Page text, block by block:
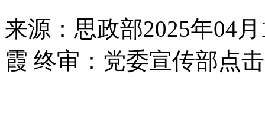
来源：思政部2025年04
霞 终审：党委宣传部点